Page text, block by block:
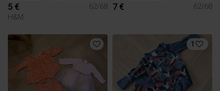
5 €
62/68
H&M
7 € 62/68
1